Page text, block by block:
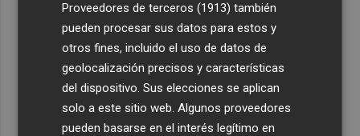
Proveedores de terceros (1913) también
pueden procesar sus datos para estos y
otros fines, incluido el uso de datos de
geolocalización precisos y características
del dispositivo. Sus elecciones se aplican
solo a este sitio web. Algunos proveedores
pueden basarse en el interés legítimo en